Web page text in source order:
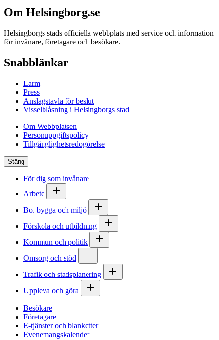
Om Helsingborg.se
Helsingborgs stads officiella webbplats med service och information
för invånare, företagare och besökare.
Snabblänkar
Larm
Press
Anslagstavla för beslut
Visselblåsning i Helsingborgs stad
Om Webbplatsen
Personuppgiftspolicy
Tillgänglighetsredogörelse
Stäng
För dig som invånare
Arbete
Bo, bygga och miljö
Förskola och utbildning
Kommun och politik
Omsorg och stöd
Trafik och stadsplanering
Uppleva och göra
Besökare
Företagare
E-tjänster och blanketter
Evenemangskalender